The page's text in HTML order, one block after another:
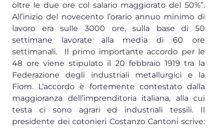
oltre le due ore col salario maggiorato del 50%”.
All’inizio del novecento l’orario annuo minimo di
lavoro era sulle 3000 ore, sulla base di 50
settimane lavorate alla media di 60 ore
settimanali. Il primo importante accordo per le
48 ore viene stipulato il 20 febbraio 1919 tra la
Federazione degli industriali metallurgici e la
Fiom. L’accordo è fortemente contestato dalla
maggioranza dell’imprenditoria italiana, alla cui
testa ci sono agrari ed industriali tessili. Il
presidente dei cotonieri Costanzo Cantoni scrive: